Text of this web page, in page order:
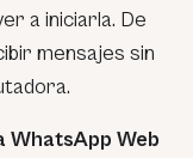
a iniciarla. De
mensajes sin
WhatsApp Web